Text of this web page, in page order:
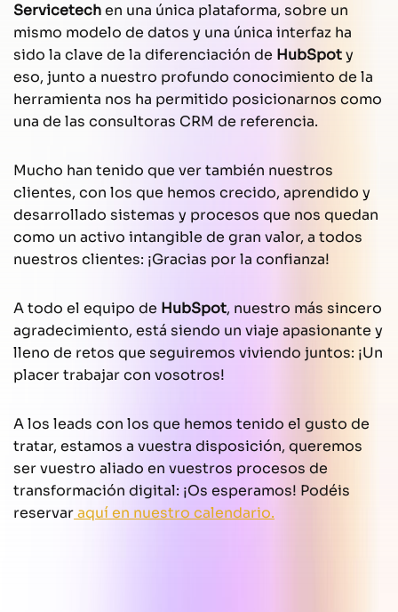
Servicetechen una única plataforma, sobre un
mismo modelo de datos y una única interfaz ha
sido la clave de la diferenciación de HubSpoty
eso, junto a nuestro profundo conocimiento de la
herramienta nos ha permitido posicionarnos como
una de las consultoras CRM de referencia.
Mucho han tenido que ver también nuestros
clientes, con los que hemos crecido, aprendido y
desarrollado sistemas y procesos que nos quedan
como un activo intangible de gran valor, a todos
nuestros clientes: ¡Gracias por la confianza!
A todo el equipo de HubSpot, nuestro más sincero
agradecimiento, está siendo un viaje apasionante y
lleno de retos que seguiremos viviendo juntos: ¡Un
placer trabajar con vosotros!
A los leads con los que hemos tenido el gusto de
tratar, estamos a vuestra disposición, queremos
ser vuestro aliado en vuestros procesos de
transformación digital: ¡Os esperamos! Podéis
reservaraquí en nuestro calendario.